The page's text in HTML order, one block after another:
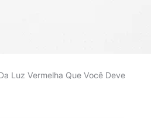
Luz Vermelha Que Você Deve